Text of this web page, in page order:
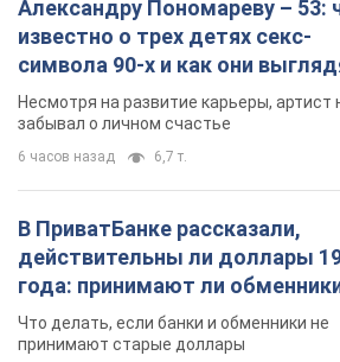
Александру Пономареву – 53:
известно о трех детях секс-
символа 90-х и как они
Несмотря на развитие карьеры, артист
забывал о личном счастье
6 часов назад 6,7 т.
В ПриватБанке рассказали,
действительны ли доллары
года: принимают ли
банки такие купюры
Что делать, если банки и обменники не
принимают старые доллары